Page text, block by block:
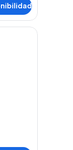
a la montaña.
personal